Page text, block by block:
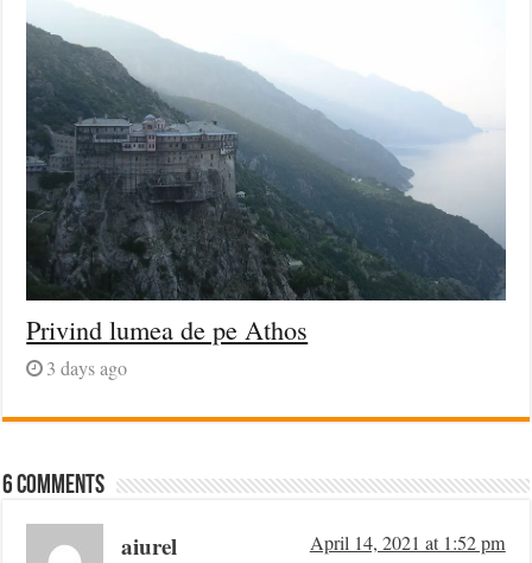
Privind lumea de pe Athos
3 days ago
6 comments
aiurel April 14, 2021 at 1:52 pm